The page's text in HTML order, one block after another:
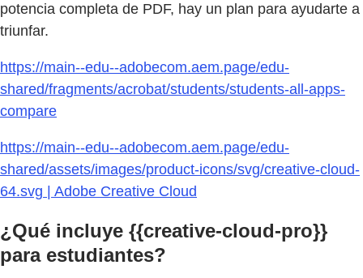
potencia completa de PDF, hay un plan para ayudarte a
triunfar.
https://main--edu--adobecom.aem.page/edu-
shared/fragments/acrobat/students/students-all-apps-
compare
https://main--edu--adobecom.aem.page/edu-
shared/assets/images/product-icons/svg/creative-cloud-
64.svg | Adobe Creative Cloud
¿Qué incluye {{creative-cloud-pro}}
para estudiantes?